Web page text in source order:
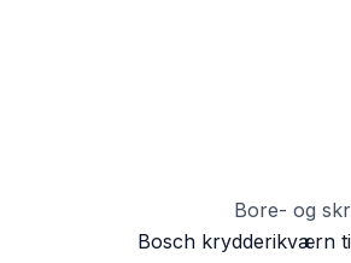
Bore- og
Bosch krydderikværn